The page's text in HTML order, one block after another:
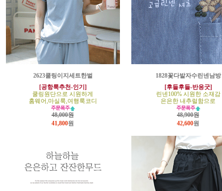
2623쿨링이지세트한벌
[공항룩추천-인기]
쿨링원단으로 시원하게
홈웨어,마실룩,여행룩코디
48,000원
41,800원
1828꽃다발자수린넨남방
[후들후들-반응굿]
린넨100% 시원한 소재감
은은한 내추럴함으로
48,900원
42,600원